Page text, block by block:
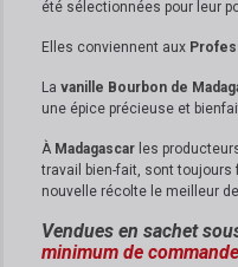
été sélectionnées pour leur
Elles conviennent aux
La vanille Bourbon de
une épice précieuse et
À Madagascar les
travail bien-fait, sont toujours
nouvelle récolte le meilleur
Vendues en sachet
minimum de commande